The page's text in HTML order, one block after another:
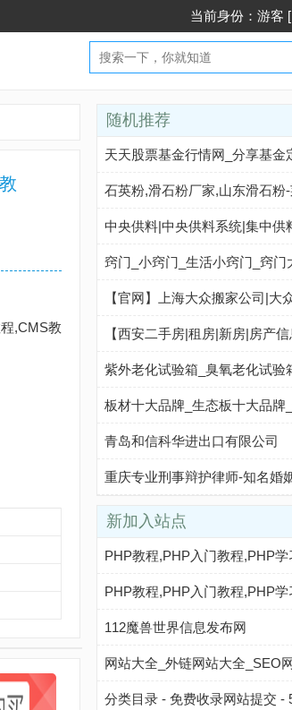
当前身份：游客 [
,CMS教
随机推荐
青岛和信科华进出口有限公司
新加入站点
112魔兽世界信息发布网